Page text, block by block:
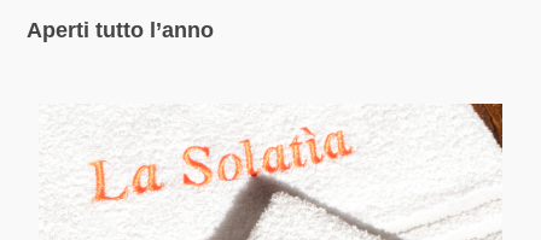
Aperti tutto l’anno